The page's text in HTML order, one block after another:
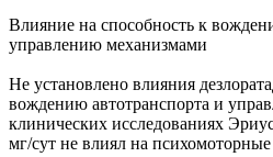
Влияние на способность к
управлению механизмами
Не установлено влияния
вождению автотранспорта и
клинических исследованиях
мг/сут не влиял на